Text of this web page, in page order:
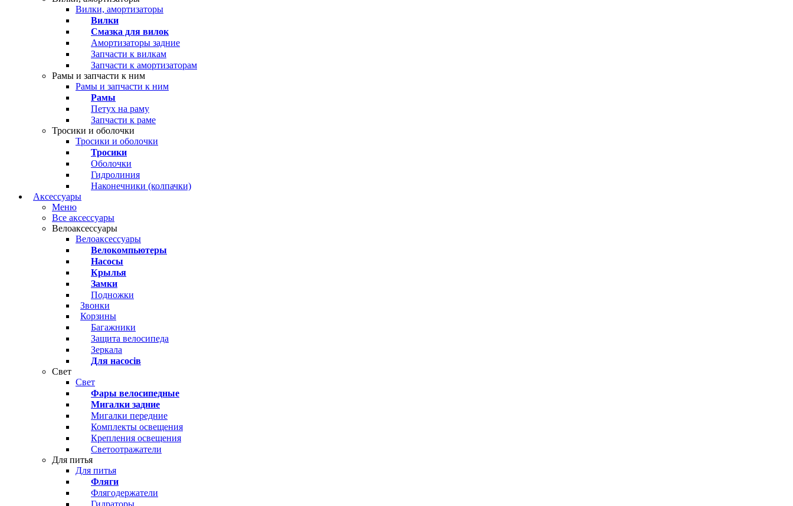
Вилки, амортизаторы
Вилки
Смазка для вилок
Амортизаторы задние
Запчасти к вилкам
Запчасти к амортизаторам
Рамы и запчасти к ним
Рамы и запчасти к ним
Рамы
Петух на раму
Запчасти к раме
Тросики и оболочки
Тросики и оболочки
Тросики
Оболочки
Гидролиния
Наконечники (колпачки)
Аксессуары
Меню
Все аксессуары
Велоаксессуары
Велоаксессуары
Велокомпьютеры
Насосы
Крылья
Замки
Подножки
Звонки
Корзины
Багажники
Защита велосипеда
Зеркала
Для насосів
Свет
Свет
Фары велосипедные
Мигалки задние
Мигалки передние
Комплекты освещения
Крепления освещения
Светоотражатели
Для питья
Для питья
Фляги
Флягодержатели
Гидраторы